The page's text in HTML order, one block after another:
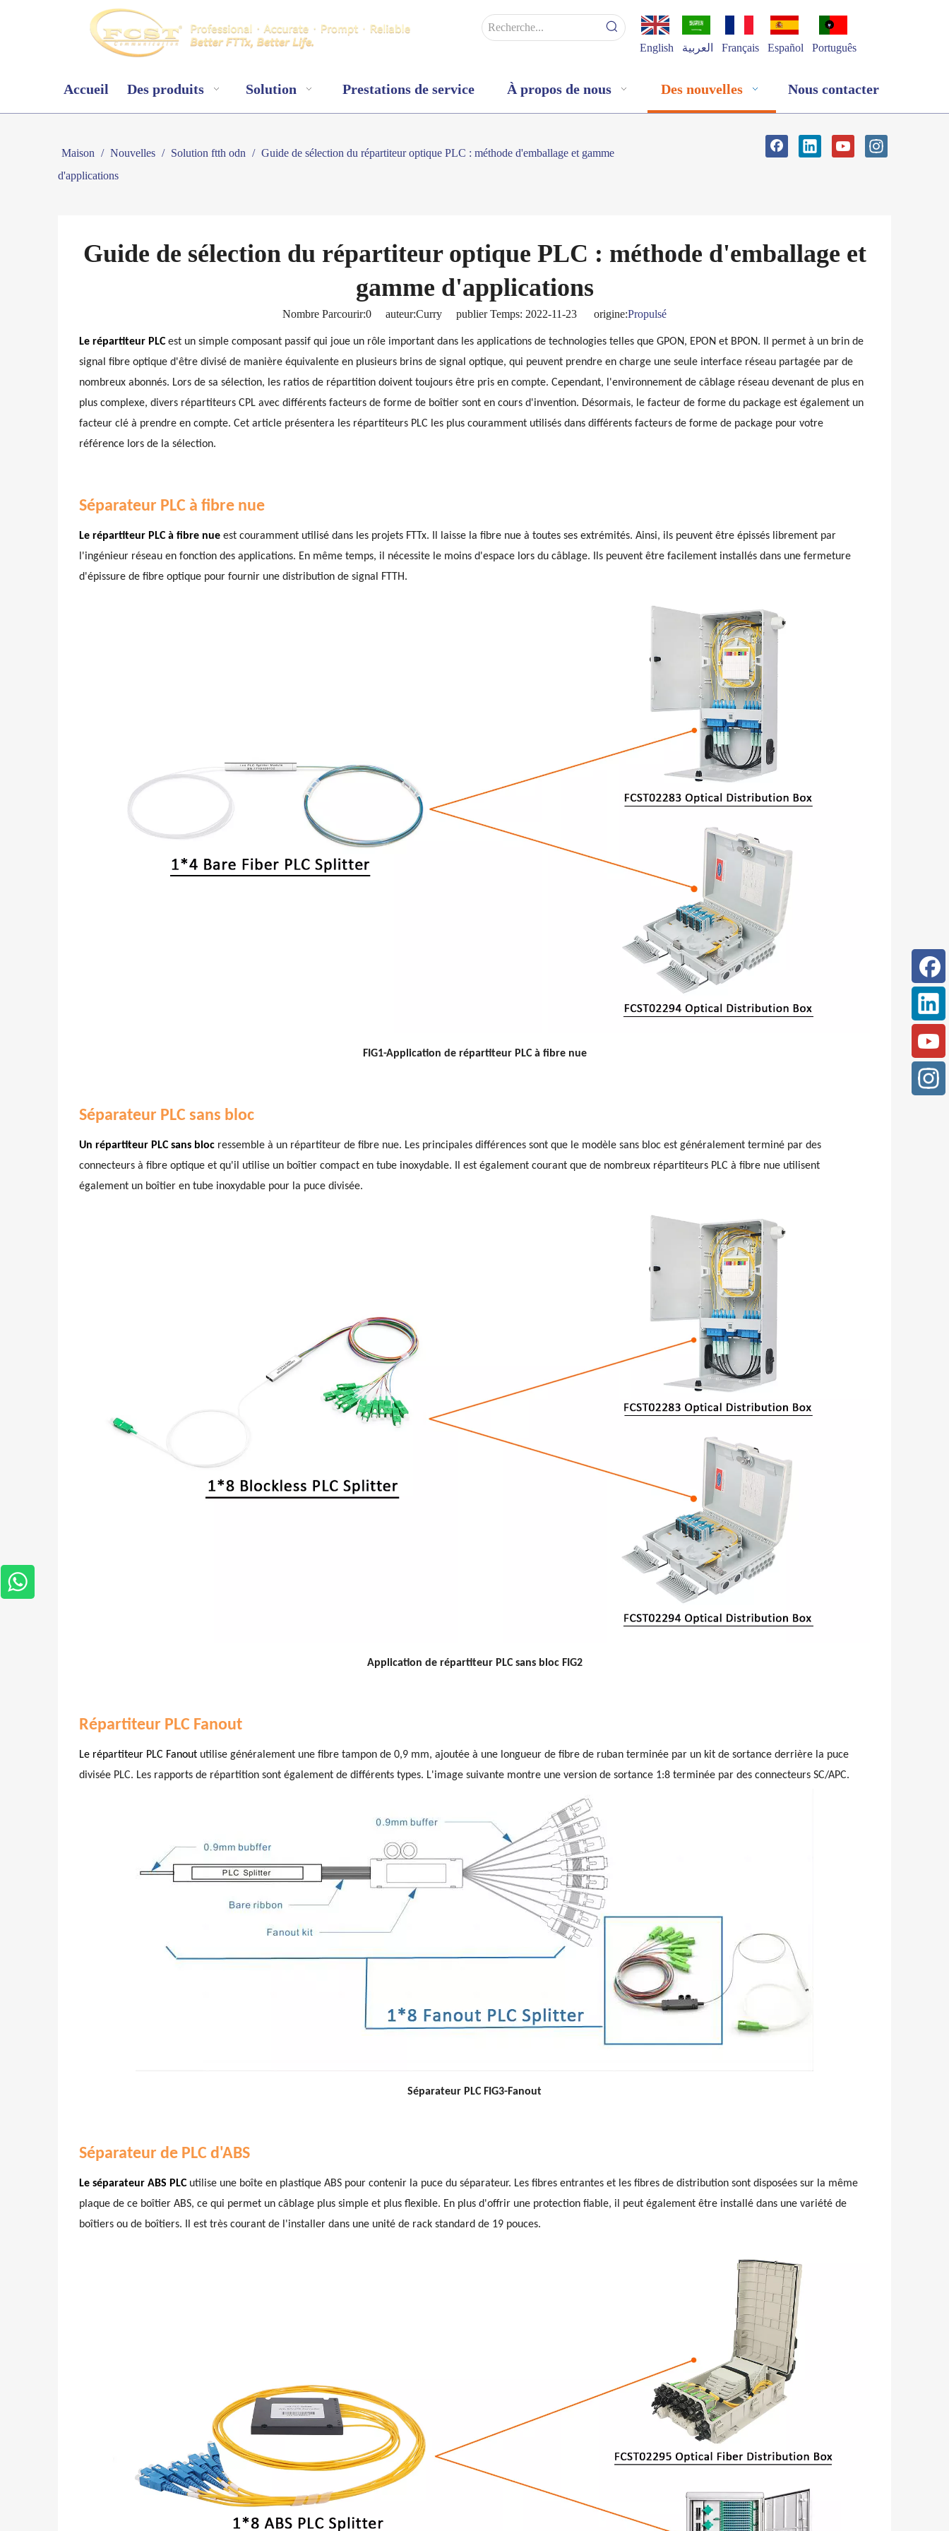
English العربية Français Español Português
Accueil Des produits Solution Prestations de service À propos de nous Des nouvelles Nous contacter
Maison / Nouvelles / Solution ftth odn / Guide de sélection du répartiteur optique PLC : méthode d'emballage et gamme
d'applications
Guide de sélection du répartiteur optique PLC : méthode d'emballage et
gamme d'applications
Nombre Parcourir:0 auteur:Curry publier Temps: 2022-11-23 origine:Propulsé
Le répartiteur PLCest un simple composant passif qui joue un rôle important dans les applications de technologies telles que GPON, EPON et BPON. Il permet à un brin de
signal fibre optique d'être divisé de manière équivalente en plusieurs brins de signal optique, qui peuvent prendre en charge une seule interface réseau partagée par de
nombreux abonnés. Lors de sa sélection, les ratios de répartition doivent toujours être pris en compte. Cependant, l'environnement de câblage réseau devenant de plus en
plus complexe, divers répartiteurs CPL avec différents facteurs de forme de boîtier sont en cours d'invention. Désormais, le facteur de forme du package est également un
facteur clé à prendre en compte. Cet article présentera les répartiteurs PLC les plus couramment utilisés dans différents facteurs de forme de package pour votre
référence lors de la sélection.
Séparateur PLC à fibre nue
Le répartiteur PLC à fibre nue est couramment utilisé dans les projets FTTx. Il laisse la fibre nue à toutes ses extrémités. Ainsi, ils peuvent être épissés librement par
l'ingénieur réseau en fonction des applications. En même temps, il nécessite le moins d'espace lors du câblage. Ils peuvent être facilement installés dans une fermeture
d'épissure de fibre optique pour fournir une distribution de signal FTTH.
FIG1-Application de répartiteur PLC à fibre nue
Séparateur PLC sans bloc
Un répartiteur PLC sans bloc ressemble à un répartiteur de fibre nue. Les principales différences sont que le modèle sans bloc est généralement terminé par des
connecteurs à fibre optique et qu'il utilise un boîtier compact en tube inoxydable. Il est également courant que de nombreux répartiteurs PLC à fibre nue utilisent
également un boîtier en tube inoxydable pour la puce divisée.
Application de répartiteur PLC sans bloc FIG2
Répartiteur PLC Fanout
Le répartiteur PLC Fanout utilise généralement une fibre tampon de 0,9 mm, ajoutée à une longueur de fibre de ruban terminée par un kit de sortance derrière la puce
divisée PLC. Les rapports de répartition sont également de différents types. L'image suivante montre une version de sortance 1:8 terminée par des connecteurs SC/APC.
Séparateur PLC FIG3-Fanout
Séparateur de PLC d'ABS
Le séparateur ABS PLC utilise une boîte en plastique ABS pour contenir la puce du séparateur. Les fibres entrantes et les fibres de distribution sont disposées sur la même
plaque de ce boîtier ABS, ce qui permet un câblage plus simple et plus flexible. En plus d'offrir une protection fiable, il peut également être installé dans une variété de
boîtiers ou de boîtiers. Il est très courant de l'installer dans une unité de rack standard de 19 pouces.